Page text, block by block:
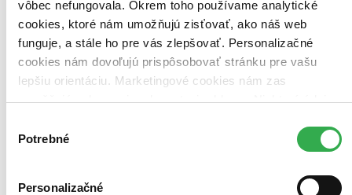
vôbec nefungovala. Okrem toho používame analytické
cookies, ktoré nám umožňujú zisťovať, ako náš web
funguje, a stále ho pre vás zlepšovať. Personalizačné
cookies nám dovoľujú prispôsobovať stránku pre vašu
lepšiu orientáciu. Marketingové cookies nám zas
umožňujú zobrazenie relevantnej reklamy. Niektoré údaje
keby sme mohli používať všetky tieto cookies. Ďakujeme!
súhlasu
Potrebné
Personalizačné